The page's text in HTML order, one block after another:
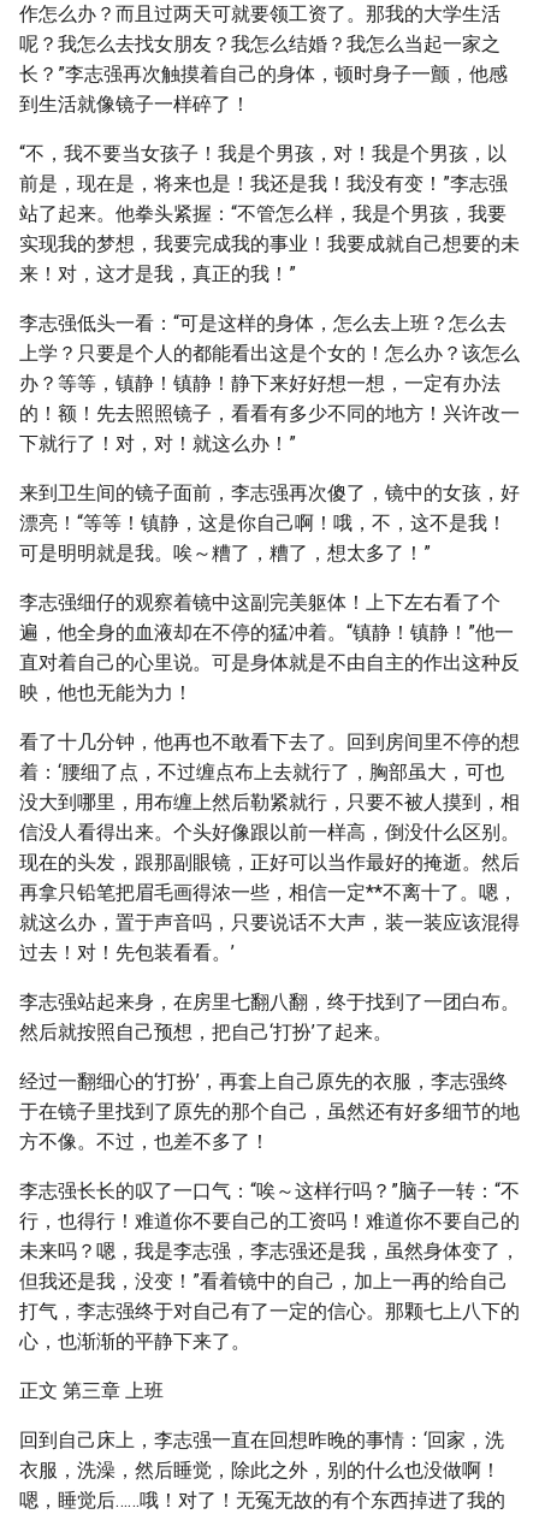
作怎么办？而且过两天可就要领工资了。那我的大学生活
呢？我怎么去找女朋友？我怎么结婚？我怎么当起一家之
长？”李志强再次触摸着自己的身体，顿时身子一颤，他感
到生活就像镜子一样碎了！
“不，我不要当女孩子！我是个男孩，对！我是个男孩，以
前是，现在是，将来也是！我还是我！我没有变！”李志强
站了起来。他拳头紧握：“不管怎么样，我是个男孩，我要
实现我的梦想，我要完成我的事业！我要成就自己想要的未
来！对，这才是我，真正的我！”
李志强低头一看：“可是这样的身体，怎么去上班？怎么去
上学？只要是个人的都能看出这是个女的！怎么办？该怎么
办？等等，镇静！镇静！静下来好好想一想，一定有办法
的！额！先去照照镜子，看看有多少不同的地方！兴许改一
下就行了！对，对！就这么办！”
来到卫生间的镜子面前，李志强再次傻了，镜中的女孩，好
漂亮！“等等！镇静，这是你自己啊！哦，不，这不是我！
可是明明就是我。唉～糟了，糟了，想太多了！”
李志强细仔的观察着镜中这副完美躯体！上下左右看了个
遍，他全身的血液却在不停的猛冲着。“镇静！镇静！”他一
直对着自己的心里说。可是身体就是不由自主的作出这种反
映，他也无能为力！
看了十几分钟，他再也不敢看下去了。回到房间里不停的想
着：‘腰细了点，不过缠点布上去就行了，胸部虽大，可也
没大到哪里，用布缠上然后勒紧就行，只要不被人摸到，相
信没人看得出来。个头好像跟以前一样高，倒没什么区别。
现在的头发，跟那副眼镜，正好可以当作最好的掩逝。然后
再拿只铅笔把眉毛画得浓一些，相信一定**不离十了。嗯，
就这么办，置于声音吗，只要说话不大声，装一装应该混得
过去！对！先包装看看。’
李志强站起来身，在房里七翻八翻，终于找到了一团白布。
然后就按照自己预想，把自己‘打扮’了起来。
经过一翻细心的‘打扮’，再套上自己原先的衣服，李志强终
于在镜子里找到了原先的那个自己，虽然还有好多细节的地
方不像。不过，也差不多了！
李志强长长的叹了一口气：“唉～这样行吗？”脑子一转：“不
行，也得行！难道你不要自己的工资吗！难道你不要自己的
未来吗？嗯，我是李志强，李志强还是我，虽然身体变了，
但我还是我，没变！”看着镜中的自己，加上一再的给自己
打气，李志强终于对自己有了一定的信心。那颗七上八下的
心，也渐渐的平静下来了。
正文 第三章 上班
回到自己床上，李志强一直在回想昨晚的事情：‘回家，洗
衣服，洗澡，然后睡觉，除此之外，别的什么也没做啊！
嗯，睡觉后……哦！对了！无冤无故的有个东西掉进了我的